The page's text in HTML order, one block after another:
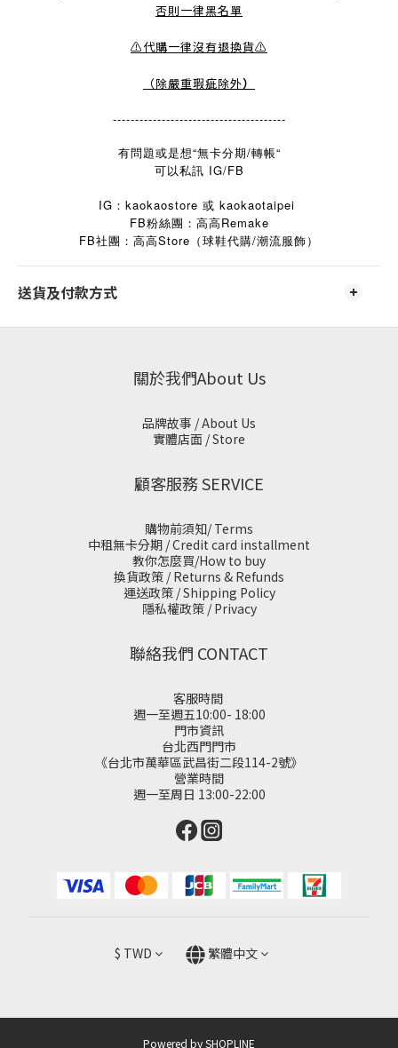
否則一律黑名單
⚠️代購一律沒有退換貨⚠️
（除嚴重瑕疵除外）
---------------------------------------
有問題或是想“無卡分期/轉帳“
可以私訊 IG/FB
IG：kaokaostore 或 kaokaotaipei
FB粉絲團：高高Remake
FB社團：高高Store （球鞋代購/潮流服飾）
送貨及付款方式
關於我們About Us
品牌故事 / About Us
實體店面 / Store
顧客服務 SERVICE
購物前須知/ Terms
中租無卡分期 / Credit card installment
教你怎麼買/How to buy
換貨政策 / Returns & Refunds
運送政策 / Shipping Policy
隱私權政策 / Privacy
聯絡我們 CONTACT
客服時間
週一至週五10:00- 18:00
門市資訊
台北西門門市
《台北市萬華區武昌街二段114-2號》
營業時間
週一至周日 13:00-22:00
$ TWD 繁體中文
Powered by SHOPLINE